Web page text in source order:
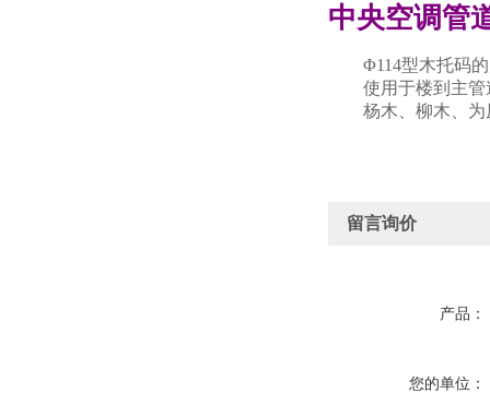
中央空调管
Φ114型木托码的
使用于楼到主管道
杨木、柳木、为原
留言询价
产品：
您的单位：